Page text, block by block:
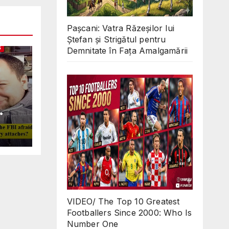
in
Pașcani: Vatra Răzeșilor lui
Ștefan și Strigătul pentru
Demnitate în Fața Amalgamării
VIDEO/ The Top 10 Greatest
Footballers Since 2000: Who Is
Number One